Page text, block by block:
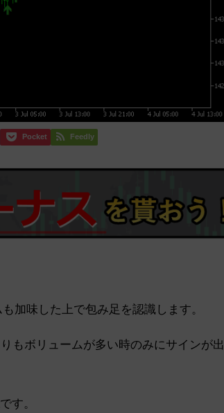
Pocket Feedly
加味した上で包み足を認識します。
もボリュームが多い時のみにサインが出
す。